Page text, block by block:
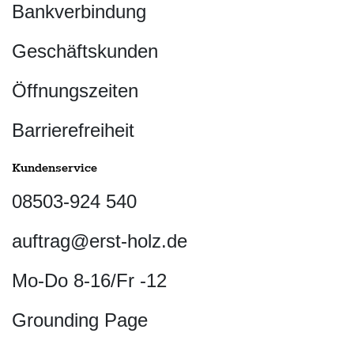
Bankverbindung
Geschäftskunden
Öffnungszeiten
Barrierefreiheit
Kundenservice
08503-924 540
auftrag@erst-holz.de
Mo-Do 8-16/Fr -12
Grounding Page